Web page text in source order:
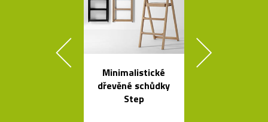
Minimalistické
dřevěné schůdky
Step